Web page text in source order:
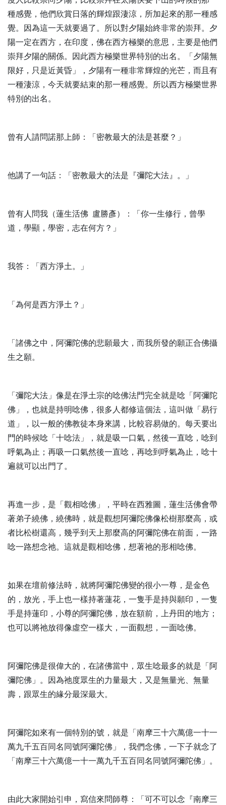
種感覺，他們欣賞日落的輝煌跟淒涼，所加起來的那一種感
覺。因為這一天就要過了。所以對夕陽始終非常的崇拜。夕
陽一定在西方，在印度，佛在西方極樂的意思，主要是他們
崇拜夕陽的關係。因此西方極樂世界特別的出名。「夕陽無
限好，只是近黃昏」，夕陽有一種非常輝煌的光芒，而且有
一種淒涼，今天就要結束的那一種感覺。所以西方極樂世界
特別的出名。
曾有人請問諾那上師：「密教最大的法是甚麼？」
他講了一句話：「密教最大的法是『彌陀大法』。」
曾有人問我（蓮生活佛 盧勝彥）：「你一生修行，曾學
道，學顯，學密，志在何方？」
我答：「西方淨土。」
「為何是西方淨土？」
「諸佛之中，阿彌陀佛的悲願最大，而我所發的願正合佛攝
生之願。
「彌陀大法」像是在淨土宗的唸佛法門完全就是唸「阿彌陀
佛」，也就是持明唸佛，很多人都修這個法，這叫做「易行
道」，以一般的佛教徒本身來講，比較容易做的。每天要出
門的時候唸「十唸法」，就是吸一口氣，然後一直唸，唸到
呼氣為止；再吸一口氣然後一直唸，再唸到呼氣為止，唸十
遍就可以出門了。
再進一步，是「觀相唸佛」，平時在西雅圖，蓮生活佛會帶
著弟子繞佛，繞佛時，就是觀想阿彌陀佛像松樹那麼高，或
者比松樹還高，幾乎到天上那麼高的阿彌陀佛在前面，一路
唸一路想念祂。這就是觀相唸佛，想著祂的形相唸佛。
如果在壇前修法時，就將阿彌陀佛變的很小一尊，是金色
的，放光，手上也一樣持著蓮花，一隻手是持與願印，一隻
手是持蓮印，小尊的阿彌陀佛，放在額前，上丹田的地方；
也可以將祂放得像虛空一樣大，一面觀想，一面唸佛。
阿彌陀佛是很偉大的，在諸佛當中，眾生唸最多的就是「阿
彌陀佛」。因為祂度眾生的力量最大，又是無量光、無量
壽，跟眾生的緣分最深最大。
阿彌陀如來有一個特別的號，就是「南摩三十六萬億一十一
萬九千五百同名同號阿彌陀佛」，我們念佛，一下子就念了
「南摩三十六萬億一十一萬九千五百同名同號阿彌陀佛」。
由此大家開始引申，寫信來問師尊：「可不可以念『南摩三